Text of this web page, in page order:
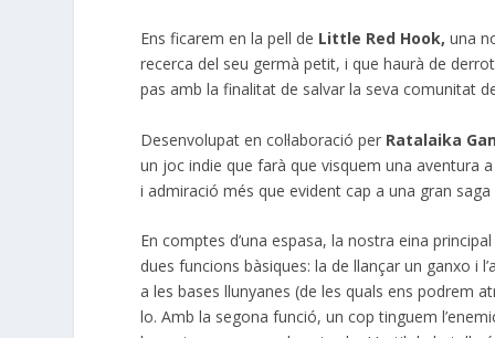
Ens ficarem en la pell de Little Red Hook, una
recerca del seu germà petit, i que haurà de
pas amb la finalitat de salvar la seva comunitat
Desenvolupat en col·laboració per Ratalaika
un joc indie que farà que visquem una aventura
i admiració més que evident cap a una gran
En comptes d’una espasa, la nostra eina
dues funcions bàsiques: la de llançar un ganxo i
a les bases llunyanes (de les quals ens podrem
lo. Amb la segona funció, un cop tinguem